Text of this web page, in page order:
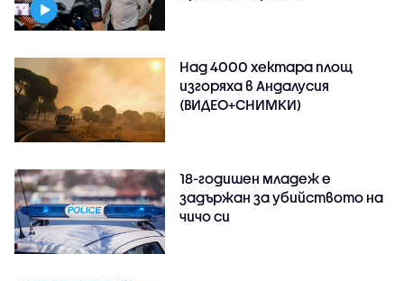
Над 4000 хектара площ
изгоряха в Андалусия
(ВИДЕО+СНИМКИ)
18-годишен младеж е
задържан за убийството на
чичо си